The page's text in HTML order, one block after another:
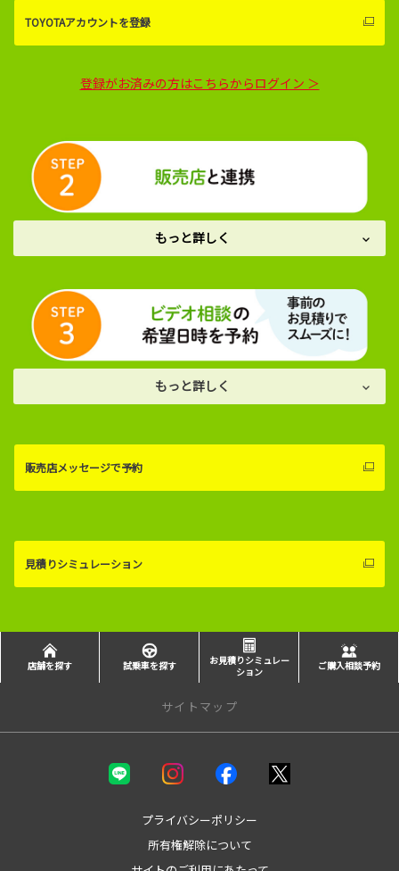
TOYOTAアカウントを登録
登録がお済みの方はこちらからログイン ＞
もっと詳しく
もっと詳しく
販売店メッセージで予約
見積りシミュレーション
店舗を探す 試乗車を探す
お見積りシミュレー
ション
ご購入相談予約
サイトマップ
プライバシーポリシー
所有権解除について